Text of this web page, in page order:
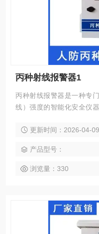
丙种射线报警器1
丙种射线报警器是一种专
线）强度的智能化安全仪
应或荧光现象，将不可见
更新时间：2026-04-09
产品型号：
浏览量：330